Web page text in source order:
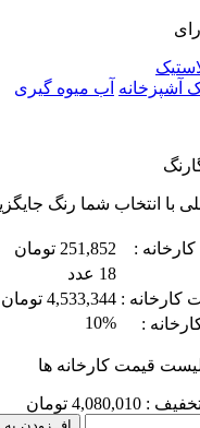
آشپزخانه آب میوه گیری
با انتخاب شما رنگ
:
251,852 تومان
18 عدد
کارخانه : 4,533,344 تومان
:
10%
قیمت کارخانه ها
:
4,080,010 تومان